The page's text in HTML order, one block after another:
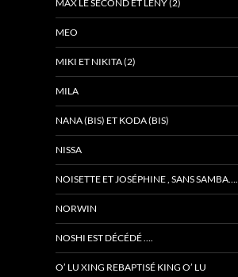
MAX LE SECOND ET LÉNY (2)
MEO
MIKI ET NIKITA (2)
MILA
NANA (BIS) ET KODA (BIS)
NISSA
NOISETTE ET JOSÉPHINE , SANS SAMBA….
NORWIN
NOSHI EST DÉCÉDÉ ….
O’ LU XING REBAPTISÉ KING O’ LU